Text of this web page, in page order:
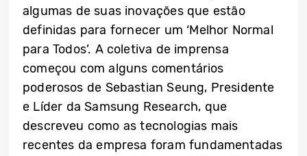
algumas de suas inovações que estão
definidas para fornecer um ‘Melhor Normal
para Todos’. A coletiva de imprensa
começou com alguns comentários
poderosos de Sebastian Seung, Presidente
e Líder da Samsung Research, que
descreveu como as tecnologias mais
recentes da empresa foram fundamentadas